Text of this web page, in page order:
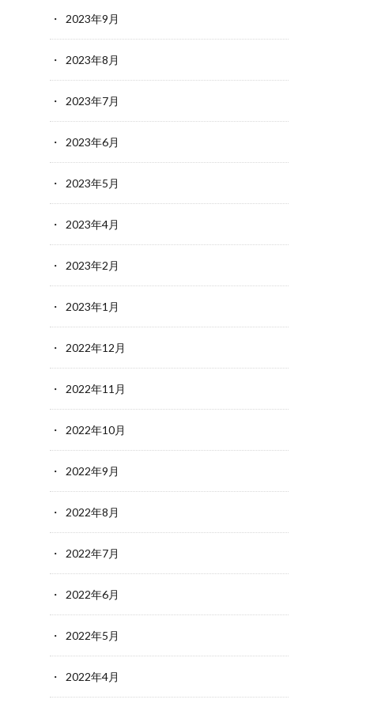
2023年9月
2023年8月
2023年7月
2023年6月
2023年5月
2023年4月
2023年2月
2023年1月
2022年12月
2022年11月
2022年10月
2022年9月
2022年8月
2022年7月
2022年6月
2022年5月
2022年4月